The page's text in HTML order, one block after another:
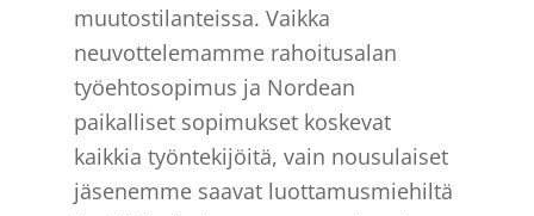
muutostilanteissa. Vaikka
neuvottelemamme rahoitusalan
työehtosopimus ja Nordean
paikalliset sopimukset koskevat
kaikkia työntekijöitä, vain nousulaiset
jäsenemme saavat luottamusmiehiltä